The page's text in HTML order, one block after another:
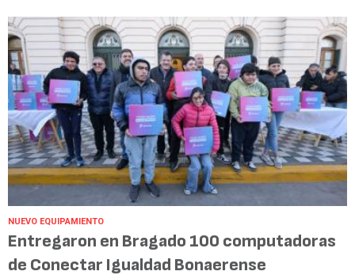
NUEVO EQUIPAMIENTO
Entregaron en Bragado 100 computadoras
de Conectar Igualdad Bonaerense